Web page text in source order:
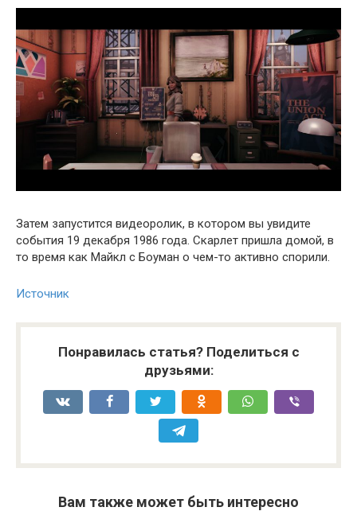
Затем запустится видеоролик, в котором вы увидите
события 19 декабря 1986 года. Скарлет пришла домой, в
то время как Майкл с Боуман о чем-то активно спорили.
Источник
Понравилась статья? Поделиться с
друзьями:
Вам также может быть интересно